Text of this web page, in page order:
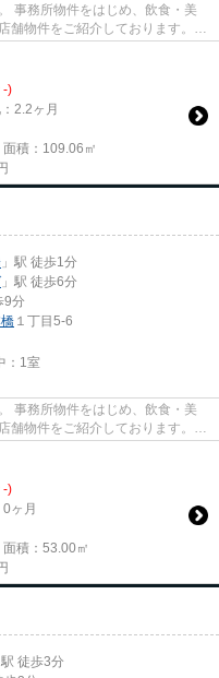
事務所物件をはじめ、飲食・美
物件をご紹介しております。
-)
2.2ヶ月
積：109.06㎡
」駅 徒歩1分
」駅 徒歩6分
9分
１丁目5-6
1室
事務所物件をはじめ、飲食・美
物件をご紹介しております。
-)
ヶ月
積：53.00㎡
駅 徒歩3分